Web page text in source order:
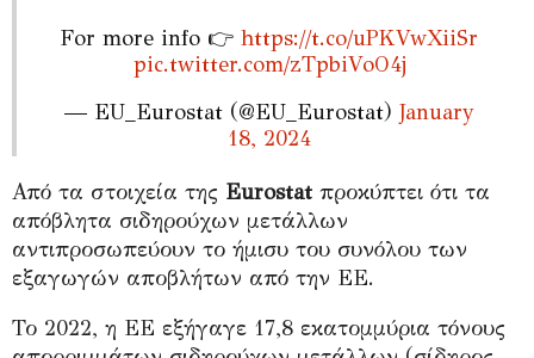
For more info 👉 https://t.co/uPKVwXiiSr
pic.twitter.com/zTpbiVoO4j
— EU_Eurostat (@EU_Eurostat) January
18, 2024
Από τα στοιχεία της Eurostat προκύπτει ότι τα
απόβλητα σιδηρούχων μετάλλων
αντιπροσωπεύουν το ήμισυ του συνόλου των
εξαγωγών αποβλήτων από την ΕΕ.
Το 2022, η ΕΕ εξήγαγε 17,8 εκατομμύρια τόνους